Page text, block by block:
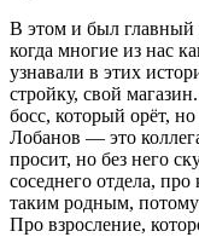
В этом и был
когда многие из нас
узнавали в этих
стройку, свой
босс, который орёт,
Лобанов — это
просит, но без него
соседнего отдела,
таким родным,
Про взросление,